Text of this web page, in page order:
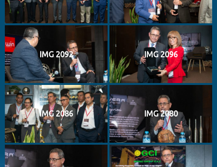
IMG 2092 IMG 2096
IMG 2086 IMG 2080